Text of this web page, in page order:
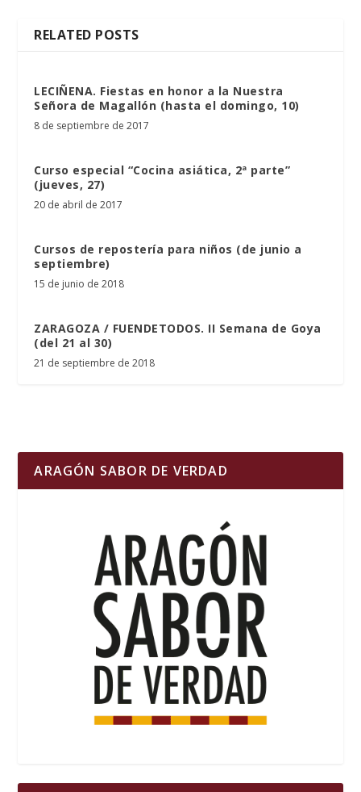
RELATED POSTS
LECIÑENA. Fiestas en honor a la Nuestra
Señora de Magallón (hasta el domingo, 10)
8 de septiembre de 2017
Curso especial “Cocina asiática, 2ª parte”
(jueves, 27)
20 de abril de 2017
Cursos de repostería para niños (de junio a
septiembre)
15 de junio de 2018
ZARAGOZA / FUENDETODOS. II Semana de Goya
(del 21 al 30)
21 de septiembre de 2018
ARAGÓN SABOR DE VERDAD